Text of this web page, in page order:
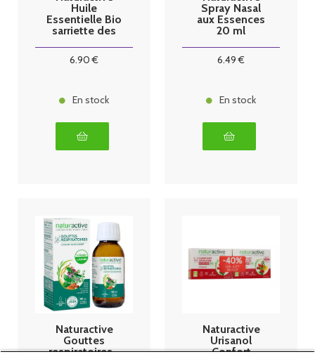
Huile
Essentielle Bio
sarriette des
6.90 €
En stock
Spray Nasal
aux Essences
20 ml
6.49 €
En stock
Naturactive
Gouttes
respiratoires -
Naturactive
Urisanol
Confort